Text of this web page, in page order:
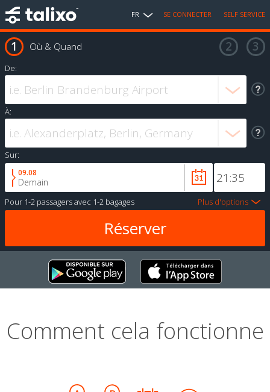
FR SE CONNECTER SELF SERVICE
Où & Quand
De:
À:
Sur:
09.08
Demain
Pour 1-2 passagersavec 1-2 bagages Plus d'options
Comment cela fonctionne